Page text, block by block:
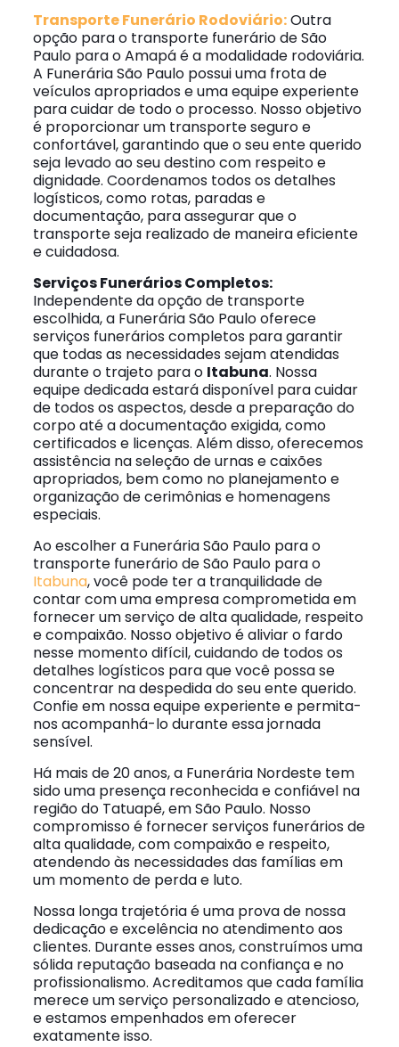
Transporte Funerário Rodoviário:Outra
opção para o transporte funerário de São
Paulo para o Amapá é a modalidade rodoviária.
A Funerária São Paulo possui uma frota de
veículos apropriados e uma equipe experiente
para cuidar de todo o processo. Nosso objetivo
é proporcionar um transporte seguro e
confortável, garantindo que o seu ente querido
seja levado ao seu destino com respeito e
dignidade. Coordenamos todos os detalhes
logísticos, como rotas, paradas e
documentação, para assegurar que o
transporte seja realizado de maneira eficiente
e cuidadosa.
Serviços Funerários Completos:
Independente da opção de transporte
escolhida, a Funerária São Paulo oferece
serviços funerários completos para garantir
que todas as necessidades sejam atendidas
durante o trajeto para o Itabuna. Nossa
equipe dedicada estará disponível para cuidar
de todos os aspectos, desde a preparação do
corpo até a documentação exigida, como
certificados e licenças. Além disso, oferecemos
assistência na seleção de urnas e caixões
apropriados, bem como no planejamento e
organização de cerimônias e homenagens
especiais.
Ao escolher a Funerária São Paulo para o
transporte funerário de São Paulo para o
Itabuna, você pode ter a tranquilidade de
contar com uma empresa comprometida em
fornecer um serviço de alta qualidade, respeito
e compaixão. Nosso objetivo é aliviar o fardo
nesse momento difícil, cuidando de todos os
detalhes logísticos para que você possa se
concentrar na despedida do seu ente querido.
Confie em nossa equipe experiente e permita-
nos acompanhá-lo durante essa jornada
sensível.
Há mais de 20 anos, a Funerária Nordeste tem
sido uma presença reconhecida e confiável na
região do Tatuapé, em São Paulo. Nosso
compromisso é fornecer serviços funerários de
alta qualidade, com compaixão e respeito,
atendendo às necessidades das famílias em
um momento de perda e luto.
Nossa longa trajetória é uma prova de nossa
dedicação e excelência no atendimento aos
clientes. Durante esses anos, construímos uma
sólida reputação baseada na confiança e no
profissionalismo. Acreditamos que cada família
merece um serviço personalizado e atencioso,
e estamos empenhados em oferecer
exatamente isso.